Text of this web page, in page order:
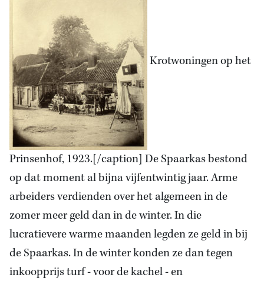
Krotwoningen op het
Prinsenhof, 1923.[/caption] De Spaarkas bestond
op dat moment al bijna vijfentwintig jaar. Arme
arbeiders verdienden over het algemeen in de
zomer meer geld dan in de winter. In die
lucratievere warme maanden legden ze geld in bij
de Spaarkas. In de winter konden ze dan tegen
inkoopprijs turf - voor de kachel - en